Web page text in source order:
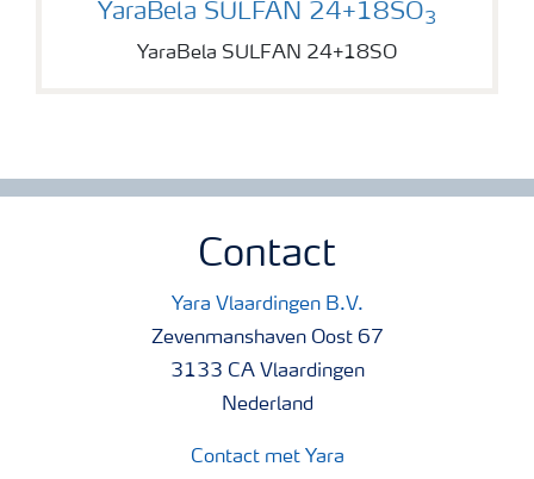
YaraBela SULFAN 24+18SO3
YaraBela SULFAN 24+18SO
Contact
Yara Vlaardingen B.V.
Zevenmanshaven Oost 67
3133 CA Vlaardingen
Nederland
Contact met Yara